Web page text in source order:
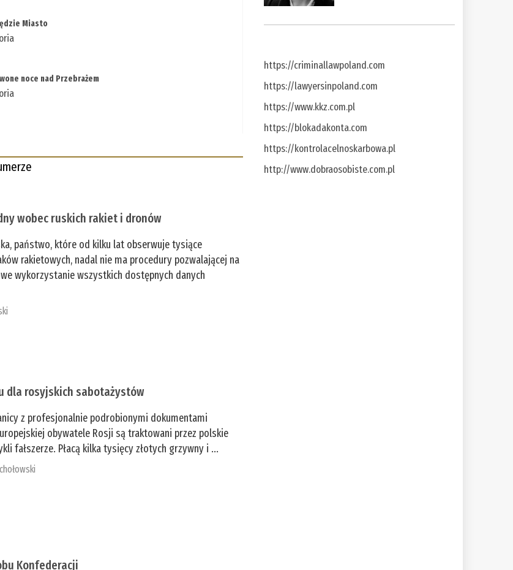
Miasto
noce nad Przebrażem
wobec ruskich rakiet i dronów
państwo, które od kilku lat obserwuje tysiące
rakietowych, nadal nie ma procedury pozwalającej na
wykorzystanie wszystkich dostępnych danych
dla rosyjskich sabotażystów
z profesjonalnie podrobionymi dokumentami
obywatele Rosji są traktowani przez polskie
fałszerze. Płacą kilka tysięcy złotych grzywny i ...
Konfederacji
https://criminallawpoland.com
https://lawyersinpoland.com
https://www.kkz.com.pl
https://blokadakonta.com
https://kontrolacelnoskarbowa.pl
http://www.dobraosobiste.com.pl